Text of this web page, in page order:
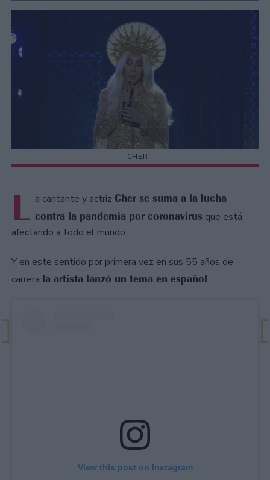
CHER
L a cantante y actriz Cher se suma a la lucha
contra la pandemia por coronavirus que está
afectando a todo el mundo.
Y en este sentido por primera vez en sus 55 años de
carrera la artista lanzó un tema en español.
View this post on Instagram